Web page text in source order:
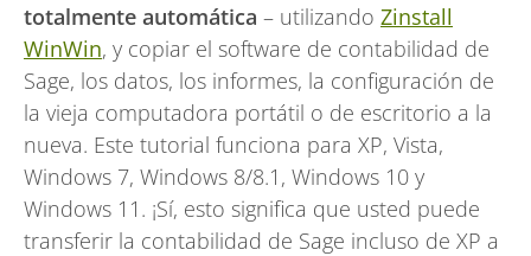
totalmente automática – utilizando Zinstall
WinWin, y copiar el software de contabilidad de
Sage, los datos, los informes, la configuración de
la vieja computadora portátil o de escritorio a la
nueva. Este tutorial funciona para XP, Vista,
Windows 7, Windows 8/8.1, Windows 10 y
Windows 11. ¡Sí, esto significa que usted puede
transferir la contabilidad de Sage incluso de XP a